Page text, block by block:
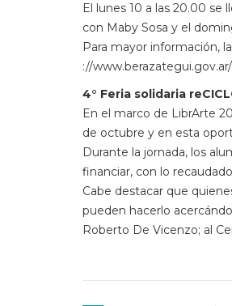
El lunes 10 a las 20.00 se
con Maby Sosa y el
Para mayor información,
://
4° Feria solidaria
En el marco de LibrArte
de octubre y en esta
Durante la jornada, los
financiar, con lo
Cabe destacar que
pueden hacerlo
Roberto De Vicenzo; al